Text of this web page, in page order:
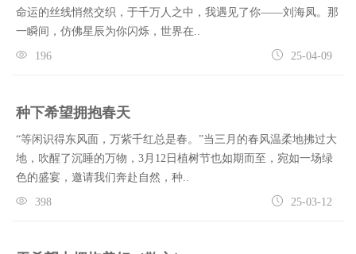
命运的丝线悄然交织，于千万人之中，我遇见了你——刘海凤。那
一瞬间，仿佛星辰为你闪烁，世界在..
196 25-04-09
种下希望拥抱春天
“等闲识得东风面，万紫千红总是春。”当三月的春风温柔地拂过大
地，吹醒了沉睡的万物，3月12日植树节也如期而至，宛如一场绿
色的盛宴，邀请我们奔赴自然，种..
398 25-03-12